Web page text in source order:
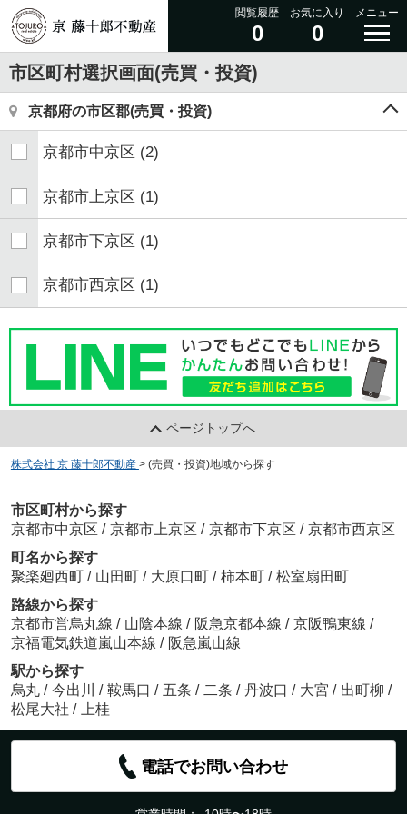
閲覧履歴
0
お気に入り
0
メニュー
市区町村選択画面(売買・投資)
京都府の市区郡(売買・投資)
京都市中京区 (2)
京都市上京区 (1)
京都市下京区 (1)
京都市西京区 (1)
ページトップへ
株式会社 京 藤十郎不動産 > (売買・投資)地域から探す
市区町村から探す
京都市中京区 / 京都市上京区 / 京都市下京区 / 京都市西京区
町名から探す
聚楽廻西町 / 山田町 / 大原口町 / 柿本町 / 松室扇田町
路線から探す
京都市営烏丸線 / 山陰本線 / 阪急京都本線 / 京阪鴨東線 /
京福電気鉄道嵐山本線 / 阪急嵐山線
駅から探す
烏丸 / 今出川 / 鞍馬口 / 五条 / 二条 / 丹波口 / 大宮 / 出町柳 /
松尾大社 / 上桂
電話でお問い合わせ